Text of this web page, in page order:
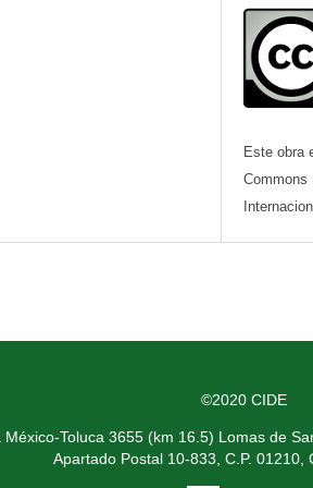
Este obra
Commons
©2020 CIDE
México-Toluca 3655 (km 16.5) Lomas de
Apartado Postal 10-833, C.P. 01210,